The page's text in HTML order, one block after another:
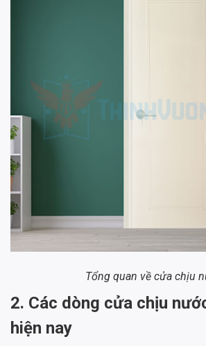
Tổng quan về cửa chịu
2. Các dòng cửa chịu
hiện nay